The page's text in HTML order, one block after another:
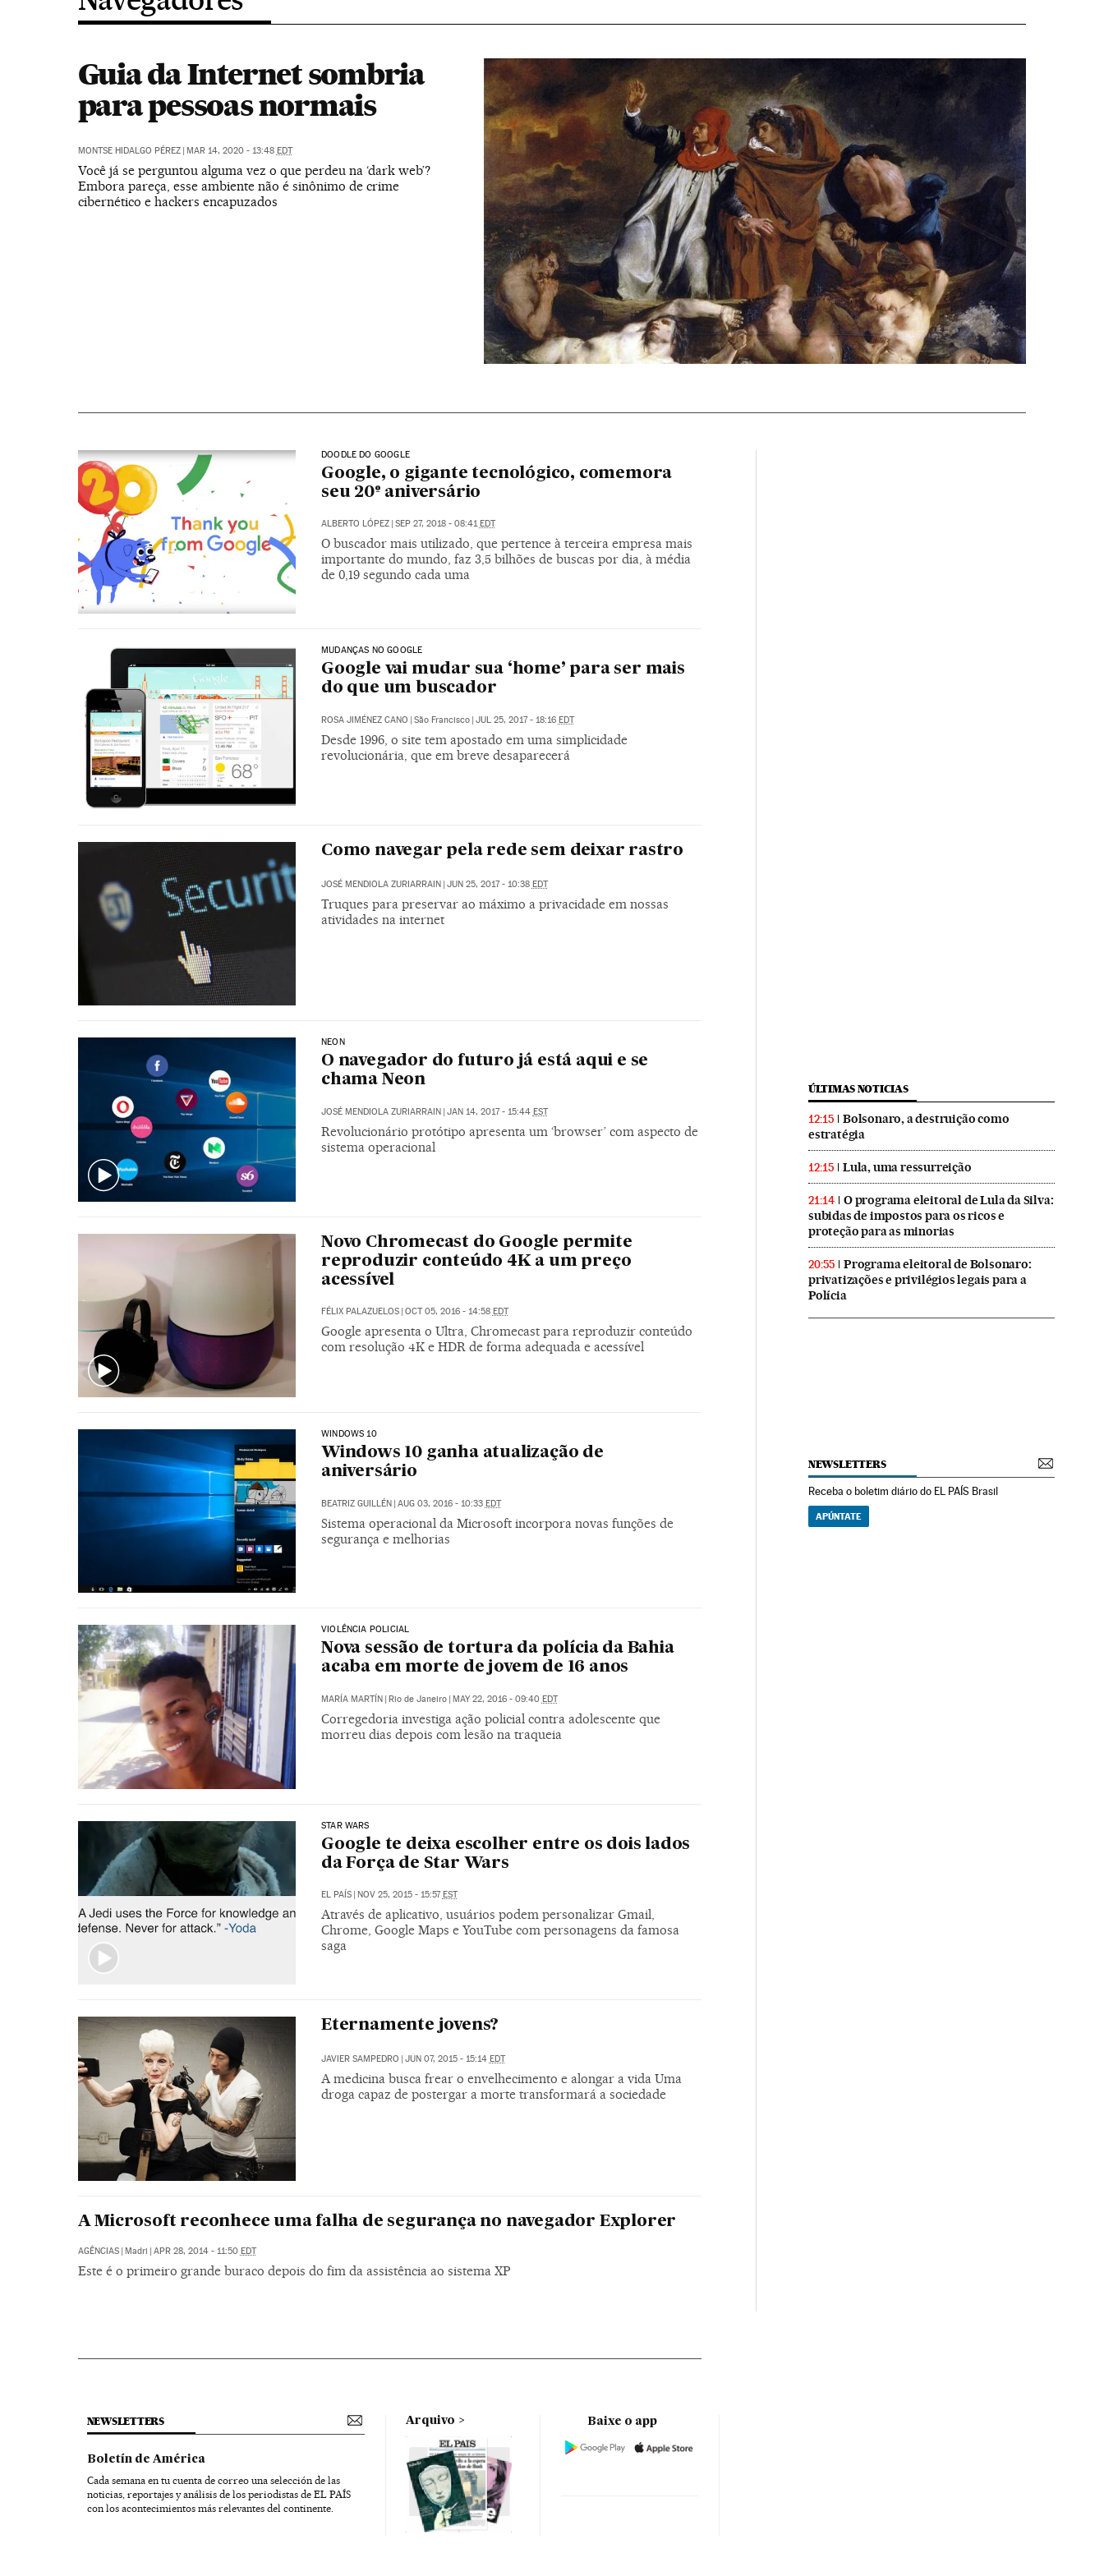
Guia da Internet sombria
para pessoas normais
MONTSE HIDALGO PÉREZ | MAR 14, 2020 - 13:48 EDT
Você já se perguntou alguma vez o que perdeu na ‘dark web’?
Embora pareça, esse ambiente não é sinônimo de crime
cibernético e hackers encapuzados
DOODLE DO GOOGLE
Google, o gigante tecnológico, comemora
seu 20º aniversário
ALBERTO LÓPEZ | SEP 27, 2018 - 08:41EDT
O buscador mais utilizado, que pertence à terceira empresa mais
importante do mundo, faz 3,5 bilhões de buscas por dia, à média
de 0,19 segundo cada uma
MUDANÇAS NO GOOGLE
Google vai mudar sua ‘home’ para ser mais
do que um buscador
ROSA JIMÉNEZ CANO São Francisco JUL 25, 2017 - 18:16 EDT
Desde 1996, o site tem apostado em uma simplicidade
revolucionária, que em breve desaparecerá
Como navegar pela rede sem deixar rastro
JOSÉ MENDIOLA ZURIARRAIN | JUN 25, 2017 - 10:38 EDT
Truques para preservar ao máximo a privacidade em nossas
atividades na internet
NEON
O navegador do futuro já está aqui e se
chama Neon
JOSÉ MENDIOLA ZURIARRAIN | JAN 14, 2017 - 15:44 EST
Revolucionário protótipo apresenta um ‘browser’ com aspecto de
sistema operacional
Novo Chromecast do Google permite
reproduzir conteúdo 4K a um preço
acessível
FÉLIX PALAZUELOS OCT 05, 2016 - 14:58 EDT
Google apresenta o Ultra, Chromecast para reproduzir conteúdo
com resolução 4K e HDR de forma adequada e acessível
WINDOWS 10
Windows 10 ganha atualização de
aniversário
BEATRIZ GUILLÉN | AUG 03, 2016 - 10:33 EDT
Sistema operacional da Microsoft incorpora novas funções de
segurança e melhorias
VIOLÊNCIA POLICIAL
Nova sessão de tortura da polícia da Bahia
acaba em morte de jovem de 16 anos
MARÍA MARTÍN Rio de Janeiro MAY 22, 2016 - 09:40 EDT
Corregedoria investiga ação policial contra adolescente que
morreu dias depois com lesão na traqueia
STAR WARS
Google te deixa escolher entre os dois lados
da Força de Star Wars
EL PAÍS | NOV 25, 2015 - 15:57EST
Através de aplicativo, usuários podem personalizar Gmail,
Chrome, Google Maps e YouTube com personagens da famosa
saga
Eternamente jovens?
JAVIER SAMPEDRO | JUN 07, 2015 - 15:14 EDT
A medicina busca frear o envelhecimento e alongar a vida Uma
droga capaz de postergar a morte transformará a sociedade
A Microsoft reconhece uma falha de segurança no navegador Explorer
AGÊNCIAS | Madri | APR 28, 2014 - 11:50 EDT
Este é o primeiro grande buraco depois do fim da assistência ao sistema XP
ÚLTIMAS NOTICIAS
12:15
Bolsonaro, a destruição como
estratégia
12:15 Lula, uma ressurreição
21:14
O programa eleitoral de Lula da Silva:
subidas de impostos para os ricos e
proteção para as minorias
20:55
Programa eleitoral de Bolsonaro:
privatizações e privilégios legais para a
Polícia
NEWSLETTERS
Receba o boletim diário do EL PAÍS Brasil
APÚNTATE
NEWSLETTERS
Boletín de América
Cada semana en tu cuenta de correo una selección de las
noticias, reportajes y análisis de los periodistas de EL PAÍS
con los acontecimientos más relevantes del continente.
Arquivo Baixe o app